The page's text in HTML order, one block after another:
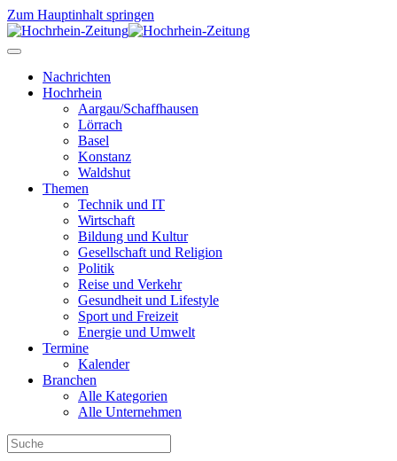
Zum Hauptinhalt springen
Nachrichten
Hochrhein
Aargau/Schaffhausen
Lörrach
Basel
Konstanz
Waldshut
Themen
Technik und IT
Wirtschaft
Bildung und Kultur
Gesellschaft und Religion
Politik
Reise und Verkehr
Gesundheit und Lifestyle
Sport und Freizeit
Energie und Umwelt
Termine
Kalender
Branchen
Alle Kategorien
Alle Unternehmen